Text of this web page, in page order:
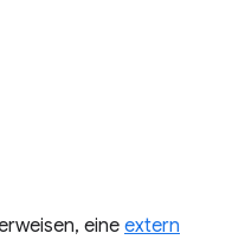
eine extern